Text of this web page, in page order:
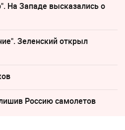
На Западе высказались о
Зеленский открыл
Россию самолетов